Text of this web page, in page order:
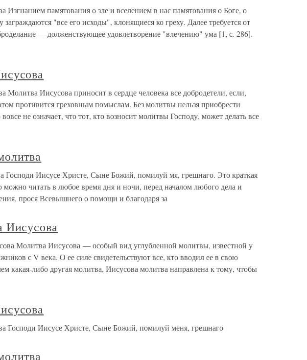
Изгнанием памятования о зле и вселением в нас памятования о Боге, о
"все его исходы", клонящиеся ко греху. Далее требуется от
— долженствующее удовлетворение "влечению" ума [1, с. 286].
Молитва Иисусова приносит в сердце человека все добродетели, если,
противится греховным помыслам. Без молитвы нельзя приобрести
не означает, что тот, кто возносит молитвы Господу, может делать все
Господи Иисусе Христе, Сыне Божий, помилуй мя, грешнаго. Это краткая
можно читать в любое время дня и ночи, перед началом любого дела и
прося Всевышнего о помощи и благодаря за
Иисусова
Молитва Иисусова — особый вид углубленной молитвы, известной у
с V века. О ее силе свидетельствуют все, кто вводил ее в свою
какая-либо другая молитва, Иисусова молитва направлена к тому, чтобы
Господи Иисусе Христе, Сыне Божий, помилуй меня, грешнаго